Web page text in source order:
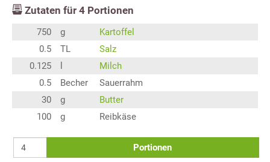
Zutaten für 4 Portionen
750 g
Kartoffel
0.5
TL
Salz
0.125
Milch
0.5
Becher
Sauerrahm
30
g
Butter
100
g Reibkäse
Portionen